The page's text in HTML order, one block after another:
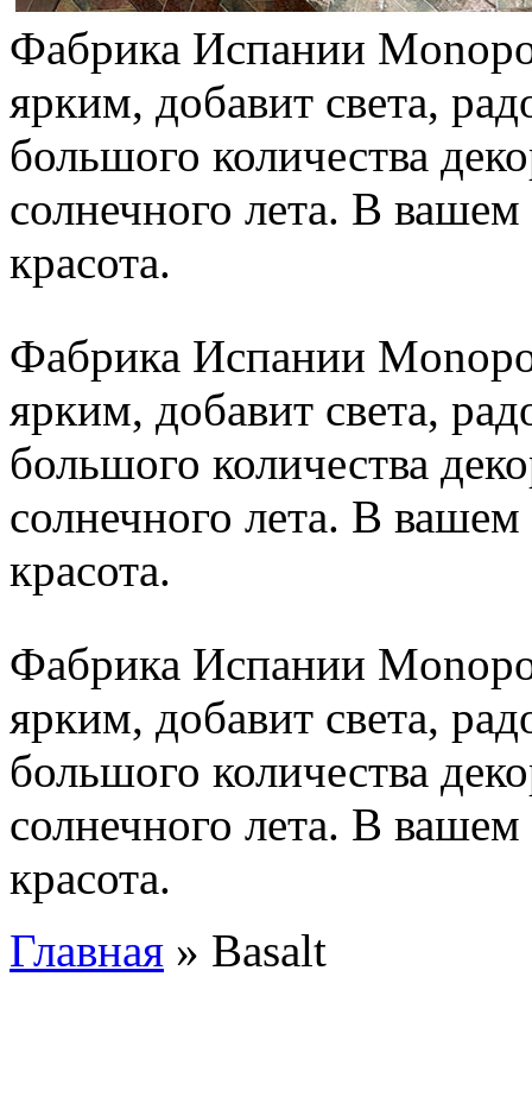
Фабрика Испании
ярким, добавит света,
большого количества
солнечного лета. В
красота.
Фабрика Испании
ярким, добавит света,
большого количества
солнечного лета. В
красота.
Фабрика Испании
ярким, добавит света,
большого количества
солнечного лета. В
красота.
Главная » Basalt